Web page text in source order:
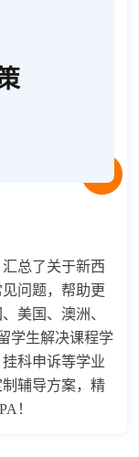
总了关于新西
问题，帮助更
美国、澳洲、
学生解决课程学
科申诉等学业
辅导方案，精
！